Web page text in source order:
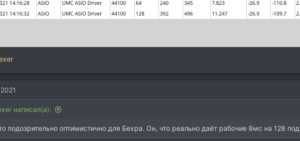
написал(а):
подозрительно оптимистично для Бехра. Он, что реально даёт рабочие 8мс на 128 под